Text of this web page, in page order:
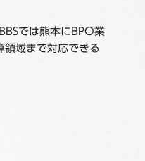
では熊本にBPO業
域まで対応できる